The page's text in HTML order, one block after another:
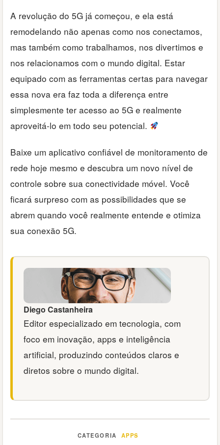
A revolução do 5G já começou, e ela está
remodelando não apenas como nos conectamos,
mas também como trabalhamos, nos divertimos e
nos relacionamos com o mundo digital. Estar
equipado com as ferramentas certas para navegar
essa nova era faz toda a diferença entre
simplesmente ter acesso ao 5G e realmente
aproveitá-lo em todo seu potencial.
Baixe um aplicativo confiável de monitoramento de
rede hoje mesmo e descubra um novo nível de
controle sobre sua conectividade móvel. Você
ficará surpreso com as possibilidades que se
abrem quando você realmente entende e otimiza
sua conexão 5G.
Diego Castanheira
Editor especializado em tecnologia, com
foco em inovação, apps e inteligência
artificial, produzindo conteúdos claros e
diretos sobre o mundo digital.
Categorias APPS